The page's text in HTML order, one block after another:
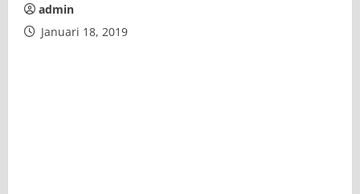
admin
Januari 18, 2019